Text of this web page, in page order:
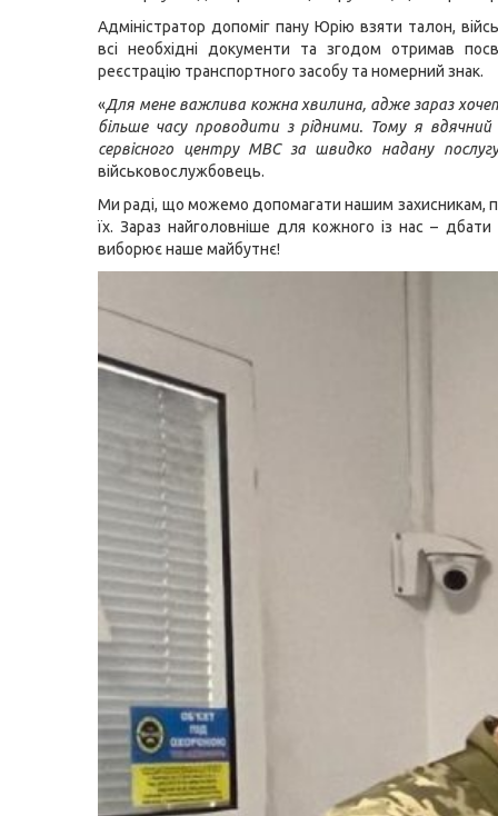
Адміністратор допоміг пану Юрію взяти талон,
всі необхідні документи та згодом отримав
реєстрацію транспортного засобу та номерний знак.
«Для мене важлива кожна хвилина, адже зараз
більше часу проводити з рідними. Тому я вдячний
сервісного центру МВС за швидко надану послугу
військовослужбовець.
Ми раді, що можемо допомагати нашим захисникам,
їх. Зараз найголовніше для кожного із нас –
виборює наше майбутнє!